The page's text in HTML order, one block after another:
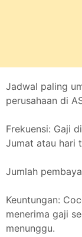
Jadwal paling
perusahaan di
Frekuensi: Gaji
Jumat atau hari
Jumlah
Keuntungan:
menerima gaji
menunggu.